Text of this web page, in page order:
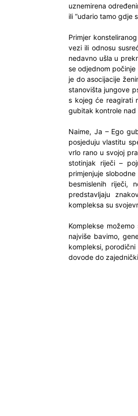
uznemirena
ili “udario tamo gdje
Primjer
vezi ili odnosu
nedavno ušla u
se odjednom
je do asocijacije
stanovišta jungove
s kojeg će reagirati
gubitak kontrole nad
Naime, Ja – Ego
posjeduju vlastitu
vrlo rano u svojoj
stotinjak riječi –
primjenjuje
besmislenih riječi,
predstavljaju
kompleksa su
Komplekse
najviše bavimo,
kompleksi,
dovode do